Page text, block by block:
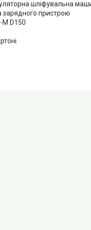
шліфувальна
зарядного пристрою
M D150